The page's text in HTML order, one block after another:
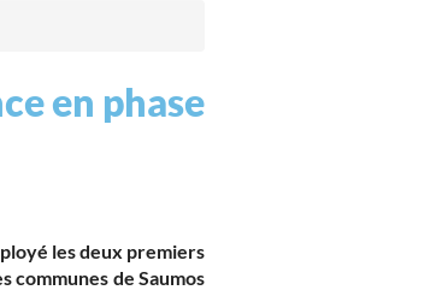
en phase
les deux premiers
communes de Saumos